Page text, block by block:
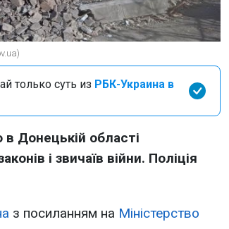
только суть из РБК-Украина в
Донецькій області
і звичаїв війни. Поліція
з посиланням на Міністерство